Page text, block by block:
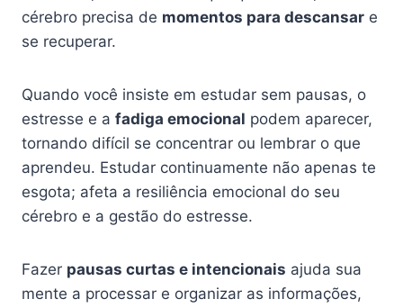
cérebro precisa de momentos para descansar e
se recuperar.
Quando você insiste em estudar sem pausas, o
estresse e a fadiga emocional podem aparecer,
tornando difícil se concentrar ou lembrar o que
aprendeu. Estudar continuamente não apenas te
esgota; afeta a resiliência emocional do seu
cérebro e a gestão do estresse.
Fazer pausas curtas e intencionais ajuda sua
mente a processar e organizar as informações,